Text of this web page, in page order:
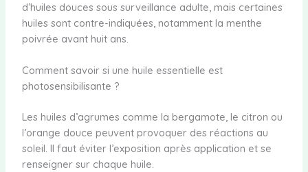
d’huiles douces sous surveillance adulte, mais certaines
huiles sont contre-indiquées, notamment la menthe
poivrée avant huit ans.
Comment savoir si une huile essentielle est
photosensibilisante ?
Les huiles d’agrumes comme la bergamote, le citron ou
l’orange douce peuvent provoquer des réactions au
soleil. Il faut éviter l’exposition après application et se
renseigner sur chaque huile.